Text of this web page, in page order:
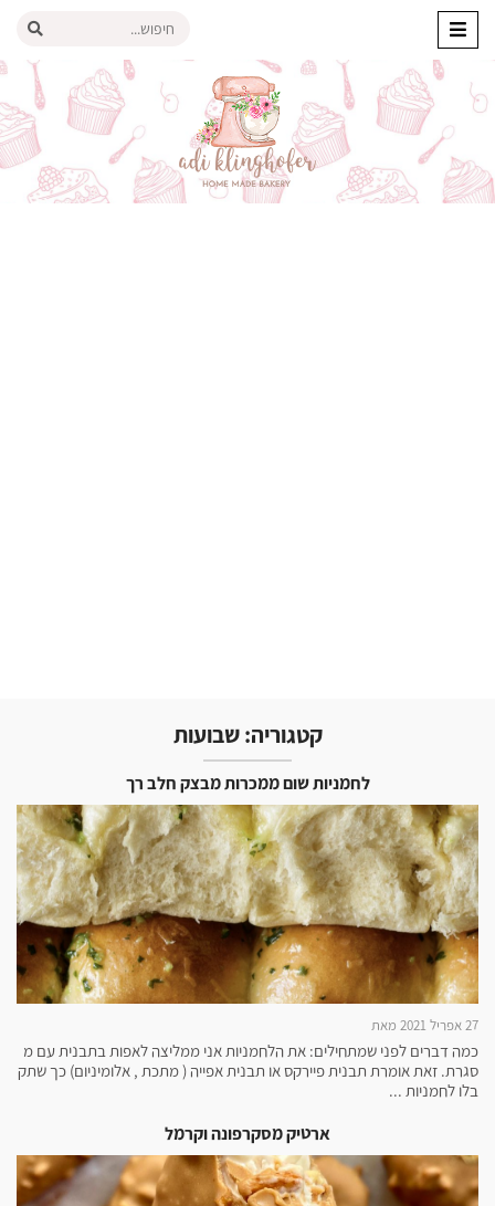
קטגוריה:שבועות
לחמניות שום ממכרות מבצק חלב רך
27 אפריל 2021 מאת
כמה דברים לפני שמתחילים: את הלחמניות אני ממליצה לאפות בתבנית עם מ
סגרת. זאת אומרת תבנית פיירקס או תבנית אפייה ( מתכת , אלומיניום) כך שתק
בלו לחמניות ...
ארטיק מסקרפונה וקרמל